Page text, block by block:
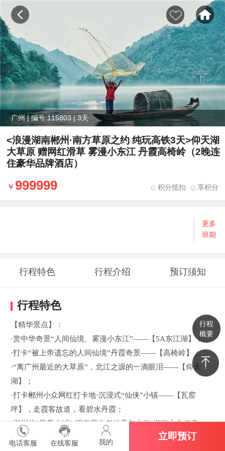
行程
概要
电话客服 在线客服 我的
立即预订
广州 | 编号:115803 | 3天
<浪漫湖南郴州·南方草原之约 纯玩高铁3天>仰天湖
大草原 赠网红滑草 雾漫小东江 丹霞高椅岭（2晚连
住豪华品牌酒店）
999999 积分抵扣 享积分
更多
班期
行程特色 行程介绍 预订须知
行程特色
【精华景点】：
·赏中华奇景“人间仙境、雾漫小东江”——【5A东江湖】；
·打卡“被上帝遗忘的人间仙境”丹霞奇景——【高椅岭】；
·“离广州最近的大草原”，北江之源的一滴眼泪——【仰天
湖】；
·打卡郴州小众网红打卡地·沉浸式“仙侠”小镇——【瓦窑
坪】，走霞客故道，看碧水丹霞；
·郴州的“凤凰古城”·现存最古老的千年古街·湘南文化代表——
【裕后街】；